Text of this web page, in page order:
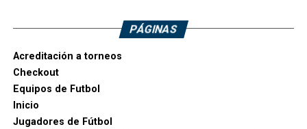
PÁGINAS
Acreditación a torneos
Checkout
Equipos de Futbol
Inicio
Jugadores de Fútbol